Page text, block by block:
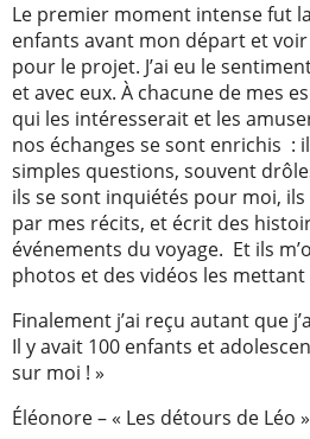
Le premier moment intense fut
enfants avant mon départ et
pour le projet. J’ai eu le
et avec eux. À chacune de mes
qui les intéresserait et les
nos échanges se sont enrichis :
simples questions, souvent
ils se sont inquiétés pour moi,
par mes récits, et écrit des
événements du voyage. Et ils
photos et des vidéos les mettant
Finalement j’ai reçu autant que
Il y avait 100 enfants et
sur moi ! »
Éléonore – « Les détours de Léo »